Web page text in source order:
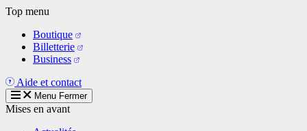
Aller
contenu
principal
Top menu
Boutique
Billetterie
Business
Aide et contact
Menu Fermer
Mises en avant